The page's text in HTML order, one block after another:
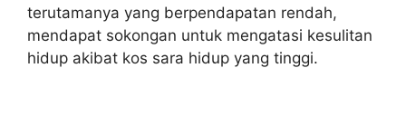
terutamanya yang berpendapatan rendah,
mendapat sokongan untuk mengatasi kesulitan
hidup akibat kos sara hidup yang tinggi.